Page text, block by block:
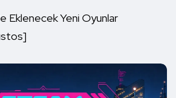
Eklenecek Yeni Oyunlar